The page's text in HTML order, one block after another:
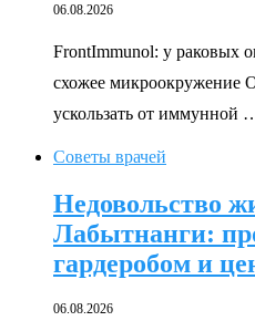
06.08.2026
FrontImmunol: у раковых
схожее микроокружение
ускользать от иммунной
Советы врачей
Недовольство
Лабытнанги:
гардеробом и
06.08.2026